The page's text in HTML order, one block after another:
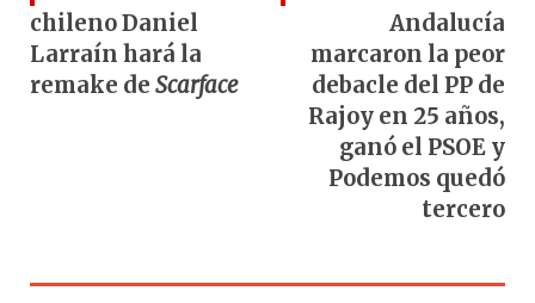
chileno Daniel
Larraín hará la
remake de Scarface
Andalucía
marcaron la peor
debacle del PP de
Rajoy en 25 años,
ganó el PSOE y
Podemos quedó
tercero